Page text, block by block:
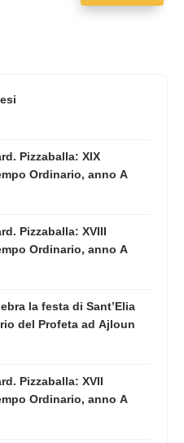
Pizzaballa: XIX
Ordinario, anno A
Pizzaballa: XVIII
Ordinario, anno A
la festa di Sant’Elia
del Profeta ad Ajloun
Pizzaballa: XVII
Ordinario, anno A